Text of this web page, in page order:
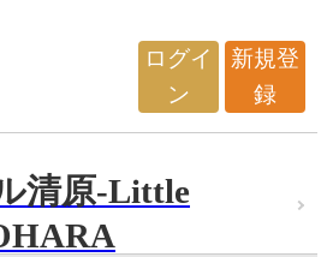
ログイ
ン
新規登
録
清原-Little